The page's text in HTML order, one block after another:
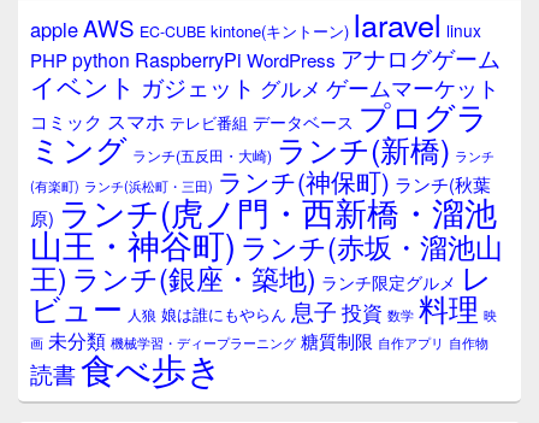
appleAWS EC-CUBE kintone(キントーン) laravel linux
PHPpython RaspberryPi WordPress アナログゲーム
イベント ガジェット グルメ ゲームマーケット
コミック スマホ テレビ番組 データベース プログラ
ミング ランチ(五反田・大崎) ランチ(新橋) ランチ
(有楽町) ランチ(浜松町・三田) ランチ(神保町) ランチ(秋葉
原) ランチ(虎ノ門・西新橋・溜池
山王・神谷町) ランチ(赤坂・溜池山
王) ランチ(銀座・築地) ランチ限定グルメ レ
ビュー 人狼 娘は誰にもやらん 息子 投資 数学 料理 映
画 未分類 機械学習・ディープラーニング 糖質制限 自作アプリ 自作物
読書食べ歩き